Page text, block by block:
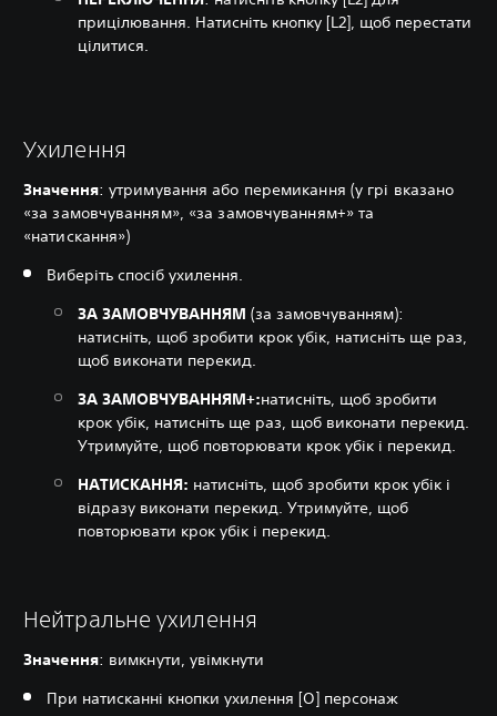
прицілювання. Натисніть кнопку [L2], щоб перестати
цілитися.‎
Ухилення
Значення: утримування або перемикання (у грі вказано
«за замовчуванням», «за замовчуванням+» та
«натискання»)
Виберіть спосіб ухилення.
ЗА ЗАМОВЧУВАННЯМ (за замовчуванням):
натисніть, щоб зробити крок убік, натисніть ще раз,
щоб виконати перекид.
ЗА ЗАМОВЧУВАННЯМ+:натисніть, щоб зробити
крок убік, натисніть ще раз, щоб виконати перекид.
Утримуйте, щоб повторювати крок убік і перекид.‎
НАТИСКАННЯ: натисніть, щоб зробити крок убік і
відразу виконати перекид. Утримуйте, щоб
повторювати крок убік і перекид.‎
Нейтральне ухилення
Значення: вимкнути, увімкнути
При натисканні кнопки ухилення [O] персонаж